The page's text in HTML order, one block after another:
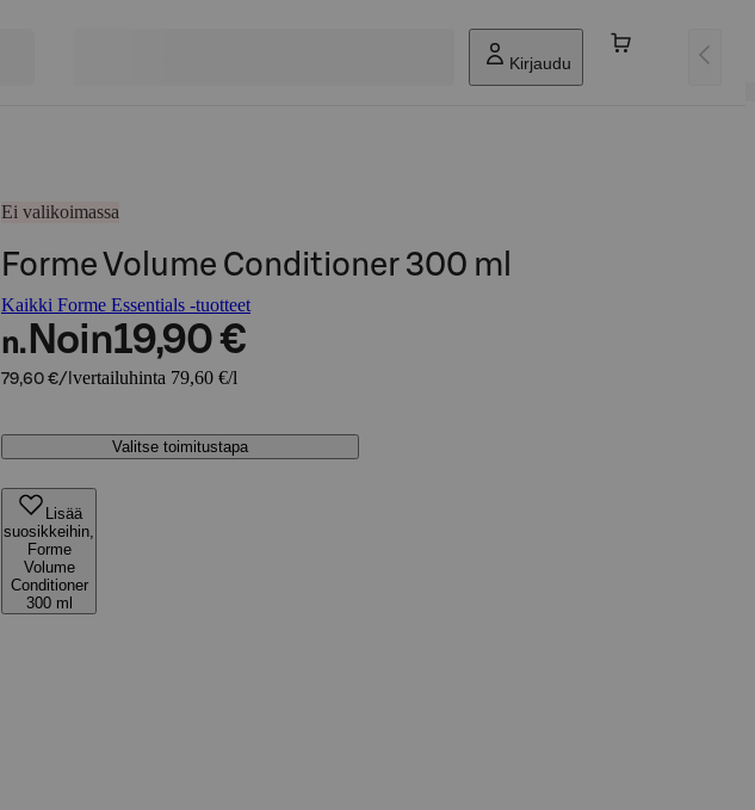
Kirjaudu
Ei valikoimassa
Forme Volume Conditioner 300 ml
Kaikki Forme Essentials -tuotteet
n. Noin19,90 €
79,60 €/l vertailuhinta 79,60 €/l
Valitse toimitustapa
Lisää
suosikkeihin,
Forme
Volume
Conditioner
300 ml